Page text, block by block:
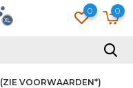
0 0
VOORWAARDEN*)